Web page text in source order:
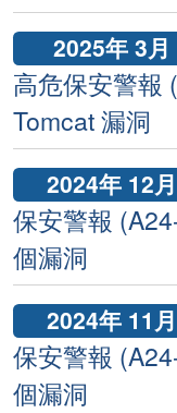
2025年 3月
高危保安警報
Tomcat 漏洞
2024年 12
保安警報
個漏洞
2024年 11
保安警報
個漏洞